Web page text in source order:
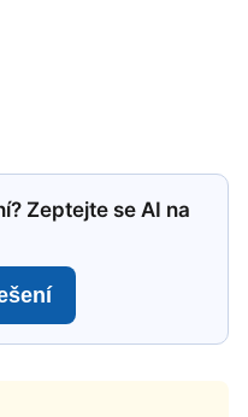
Zeptejte se AI na